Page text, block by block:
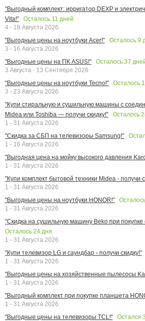
"Выгодный комплект: ирригатор DEXP и
Vita!"
Осталось 11 дней
4 - 18 Августа 2026
"Выгодные цены на ноутбуки Acer!"
Осталось 9
3 - 16 Августа 2026
"Выгодные цены на ПК ASUS!"
Осталось 37
3 Августа - 13 Сентября 2026
"Выгодные цены на ноутбуки Tecno!"
Осталось
3 - 23 Августа 2026
"Купи стиральную и сушильную машины с
Midea или Toshiba — получи скидку!"
Осталось
1 - 31 Августа 2026
"Скидка за СБП на телевизоры Samsung!"
1 - 16 Августа 2026
"Выгодная цена на мойку высокого давления
1 - 31 Августа 2026
"Купи комплект бытовой техники Midea - получи
1 - 31 Августа 2026
"Выгодные цены на ноутбуки HONOR!"
1 - 31 Августа 2026
"Скидка на сушильную машину Beko при
Осталось 24 дня
1 - 31 Августа 2026
"Купи телевизор LG и саундбар - получи скидку!"
1 - 31 Августа 2026
"Выгодные цены на хозяйственные пылесосы
1 - 31 Августа 2026
"Выгодный комплект при покупке планшета
1 - 31 Августа 2026
"Выгодные цены на телевизоры TCL!"
Остался